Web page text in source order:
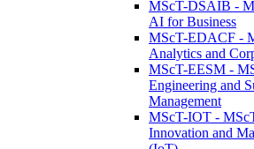
MScT-DSAIB -
AI for Business
MScT-EDACF -
Analytics and
MScT-EESM -
Engineering and
Management
MScT-IOT -
Innovation and